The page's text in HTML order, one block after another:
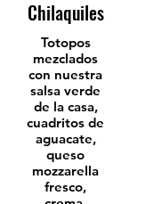
Chilaquiles
Totopos
mezclados
con nuestra
salsa verde
de la casa,
cuadritos de
aguacate,
queso
mozzarella
fresco,